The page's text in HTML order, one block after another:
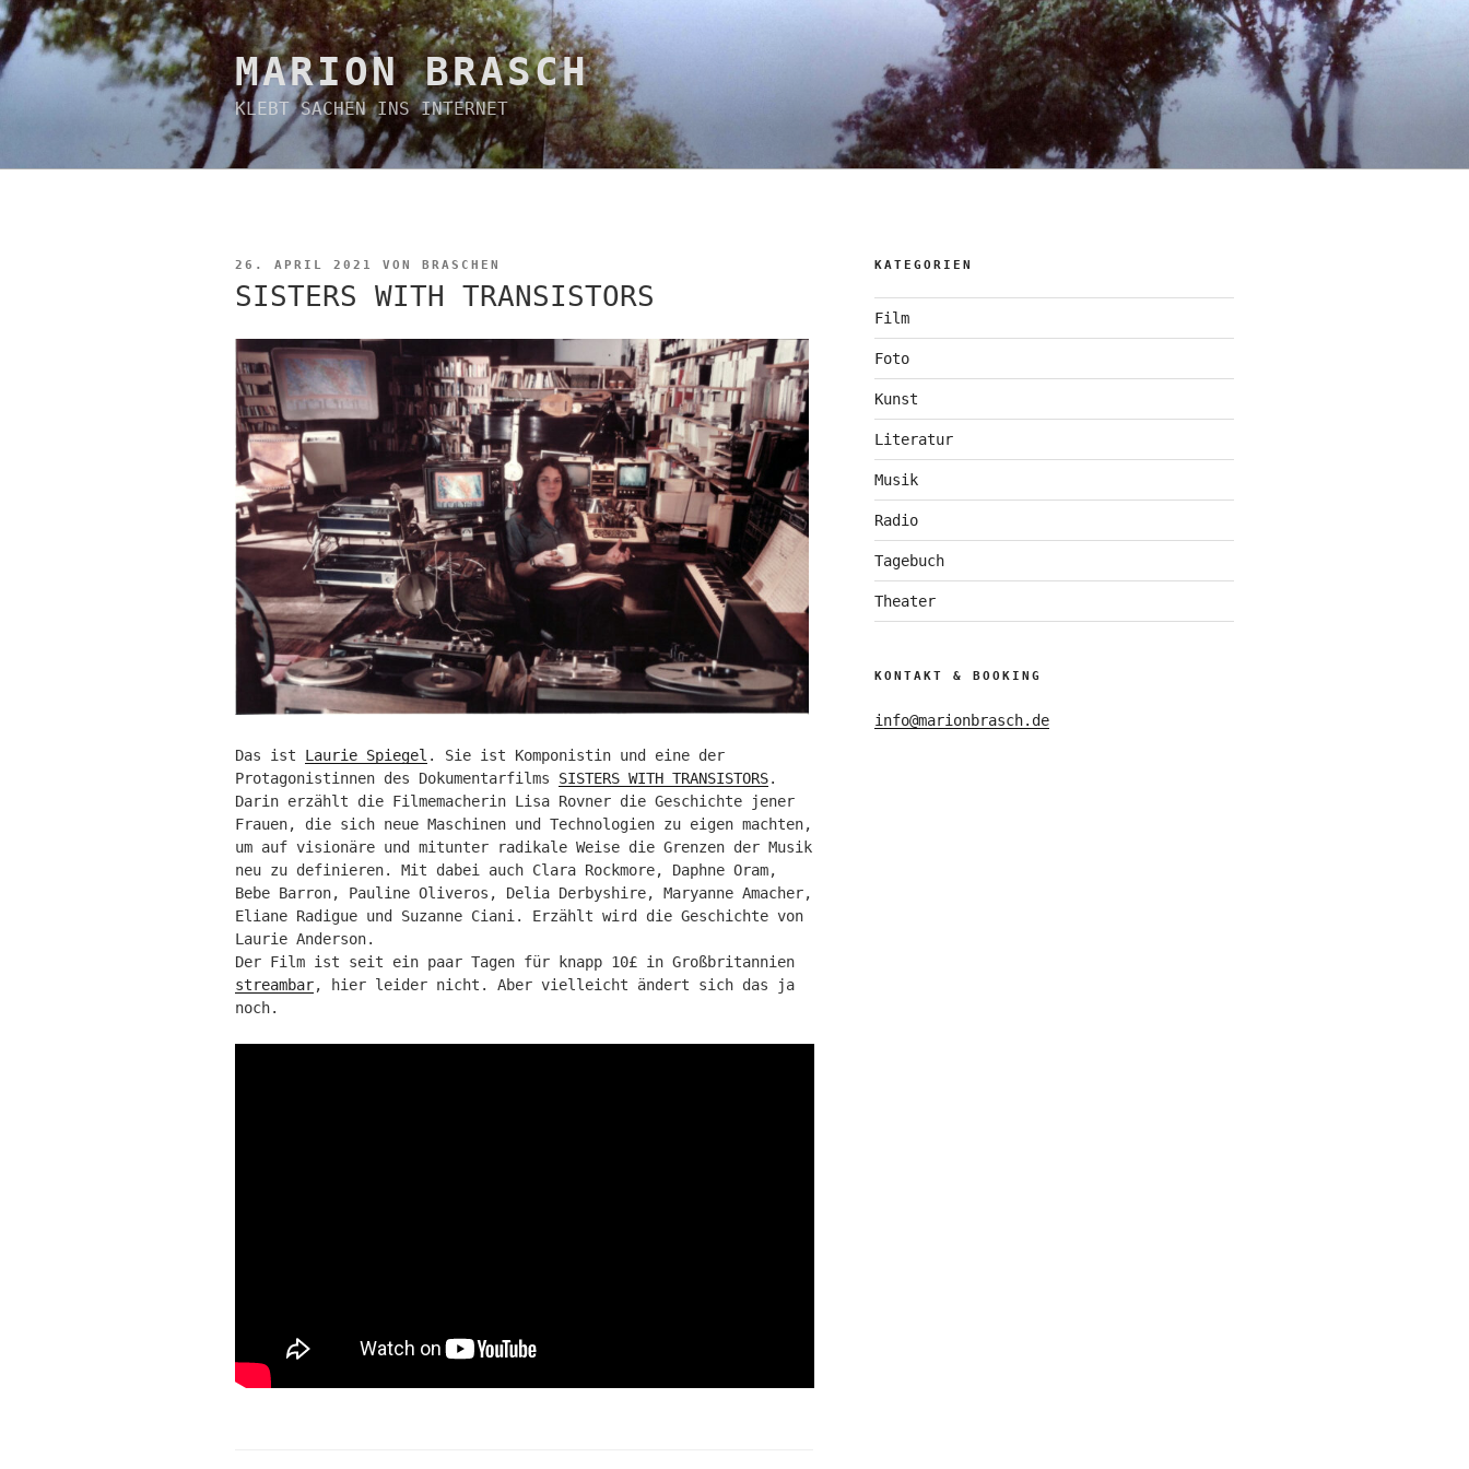
Zum
Inhalt
springen
MARION BRASCH
KLEBT SACHEN INS INTERNET
VERÖFFENTLICHT
26. APRIL 2021 VONBRASCHEN
SISTERS WITH TRANSISTORS
Das ist Laurie Spiegel . Sie ist Komponistin und eine der
Protagonistinnen des Dokumentarfilms SISTERS WITH TRANSISTORS.
Darin erzählt die Filmemacherin Lisa Rovner die Geschichte jener
Frauen, die sich neue Maschinen und Technologien zu eigen machten,
um auf visionäre und mitunter radikale Weise die Grenzen der Musik
neu zu definieren. Mit dabei auch Clara Rockmore, Daphne Oram,
Bebe Barron, Pauline Oliveros, Delia Derbyshire, Maryanne Amacher,
Eliane Radigue und Suzanne Ciani. Erzählt wird die Geschichte von
Laurie Anderson.
Der Film ist seit ein paar Tagen für knapp 10£ in Großbritannien
streambar, hier leider nicht. Aber vielleicht ändert sich das ja
noch.
KATEGORIEN
Film
Foto
Kunst
Literatur
Musik
Radio
Tagebuch
Theater
KONTAKT & BOOKING
info@marionbrasch.de